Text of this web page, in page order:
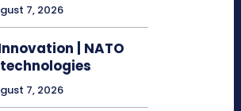
7, 2026
| NATO
7, 2026